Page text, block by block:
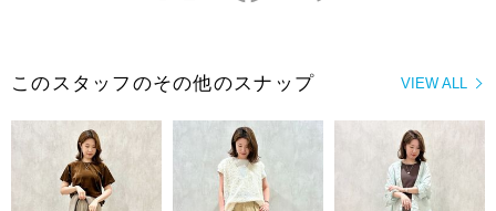
VIEW ALL
このスタッフのその他のスナップ